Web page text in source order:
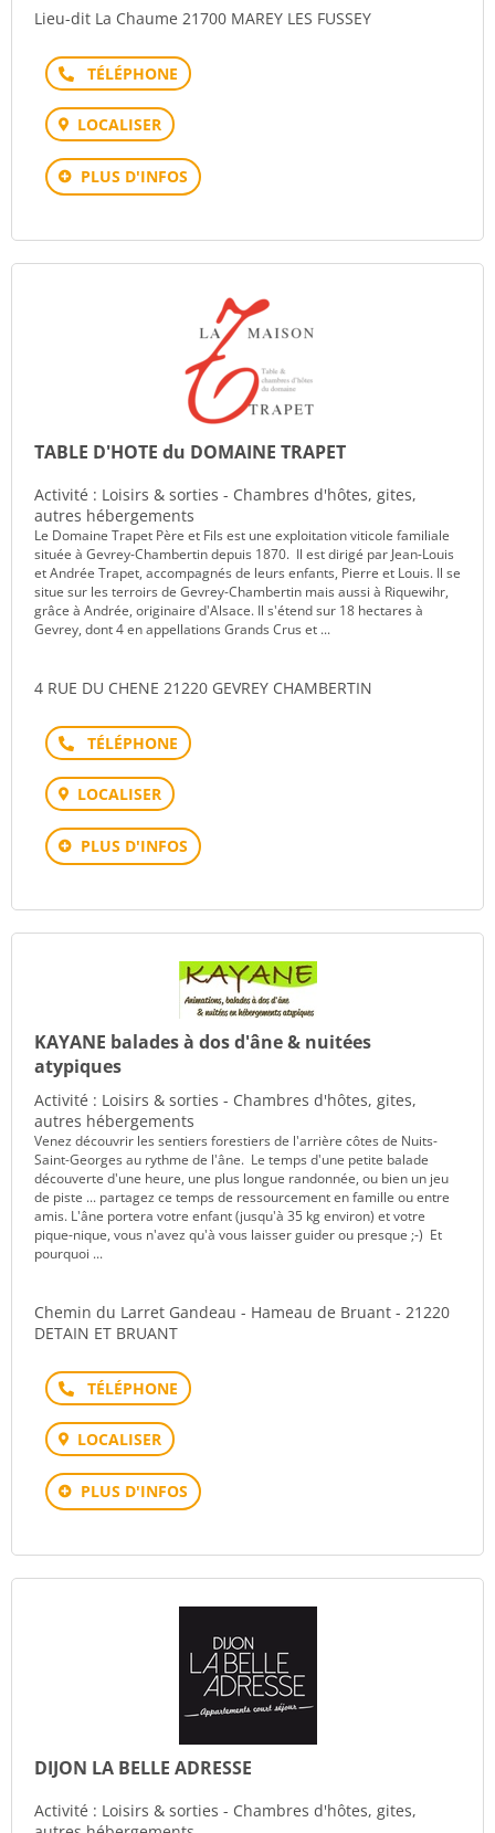
Lieu-dit La Chaume 21700 MAREY LES FUSSEY
Téléphone
LOCALISER
PLUS D'INFOS
TABLE D'HOTE du DOMAINE TRAPET
Activité : Loisirs & sorties - Chambres d'hôtes, gites,
autres hébergements
Le Domaine Trapet Père et Fils est une exploitation viticole familiale
située à Gevrey-Chambertin depuis 1870. Il est dirigé par Jean-Louis
et Andrée Trapet, accompagnés de leurs enfants, Pierre et Louis. Il se
situe sur les terroirs de Gevrey-Chambertin mais aussi à Riquewihr,
grâce à Andrée, originaire d'Alsace. Il s'étend sur 18 hectares à
Gevrey, dont 4 en appellations Grands Crus et ...
4 RUE DU CHENE 21220 GEVREY CHAMBERTIN
Téléphone
LOCALISER
PLUS D'INFOS
KAYANE balades à dos d'âne & nuitées
atypiques
Activité : Loisirs & sorties - Chambres d'hôtes, gites,
autres hébergements
Venez découvrir les sentiers forestiers de l'arrière côtes de Nuits-
Saint-Georges au rythme de l'âne. Le temps d'une petite balade
découverte d'une heure, une plus longue randonnée, ou bien un jeu
de piste ... partagez ce temps de ressourcement en famille ou entre
amis. L'âne portera votre enfant (jusqu'à 35 kg environ) et votre
pique-nique, vous n'avez qu'à vous laisser guider ou presque ;-) Et
pourquoi ...
Chemin du Larret Gandeau - Hameau de Bruant - 21220
DETAIN ET BRUANT
Téléphone
LOCALISER
PLUS D'INFOS
DIJON LA BELLE ADRESSE
Activité : Loisirs & sorties - Chambres d'hôtes, gites,